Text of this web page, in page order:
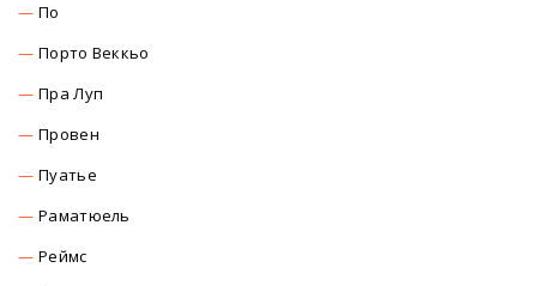
По
Порто Веккьо
Пра Луп
Провен
Пуатье
Раматюель
Реймс